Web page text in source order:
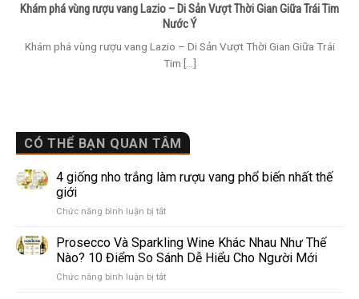
CÓ THỂ BẠN QUAN TÂM
4 giống nho trắng làm rượu vang phổ biến nhất thế
giới
Chức năng bình luận bị tắtở
giống
nho
trắng
làm
Prosecco Và Sparkling Wine Khác Nhau Như Thế
Nào? 10 Điểm So Sánh Dễ Hiểu Cho Người Mới
Chức năng bình luận bị tắtở
Khám phá vùng rượu vang Lazio – Di Sản Vượt Thời Gian Giữa Trái Tim
Nước Ý
Khám phá vùng rượu vang Lazio – Di Sản Vượt Thời Gian Giữa Trái
Tim [...]